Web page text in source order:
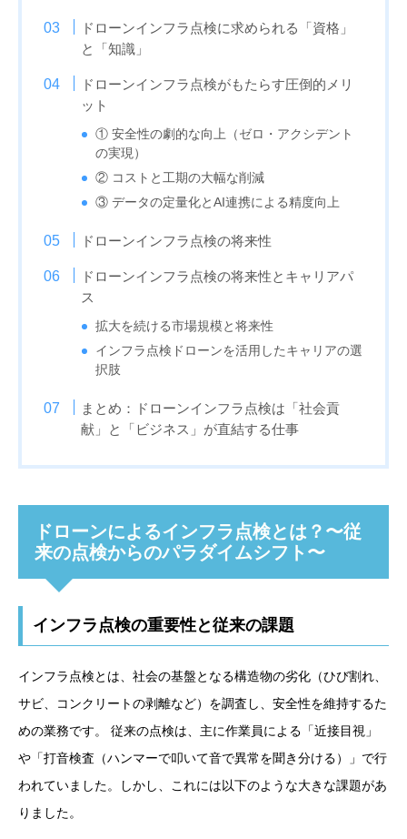
ドローンインフラ点検に求められる「資格」
と「知識」
ドローンインフラ点検がもたらす圧倒的メリ
ット
① 安全性の劇的な向上（ゼロ・アクシデント
の実現）
② コストと工期の大幅な削減
③ データの定量化とAI連携による精度向上
ドローンインフラ点検の将来性
ドローンインフラ点検の将来性とキャリアパ
ス
拡大を続ける市場規模と将来性
インフラ点検ドローンを活用したキャリアの選
択肢
まとめ：ドローンインフラ点検は「社会貢
献」と「ビジネス」が直結する仕事
ドローンによるインフラ点検とは？〜従
来の点検からのパラダイムシフト〜
インフラ点検の重要性と従来の課題
インフラ点検とは、社会の基盤となる構造物の劣化（ひび割れ、
サビ、コンクリートの剥離など）を調査し、安全性を維持するた
めの業務です。 従来の点検は、主に作業員による「近接目視」
や「打音検査（ハンマーで叩いて音で異常を聞き分ける）」で行
われていました。しかし、これには以下のような大きな課題があ
りました。